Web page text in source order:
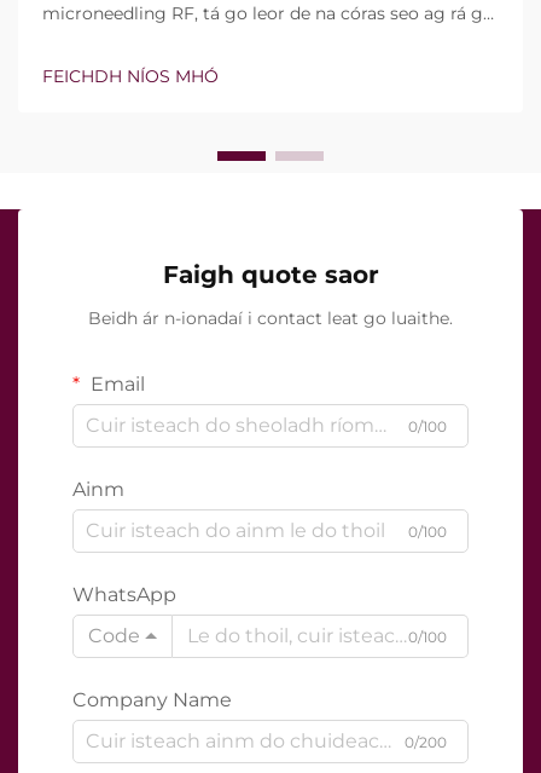
microneedling RF, tá go leor de na córas seo ag rá go
Áfach, níl an cheist fíor i ndáiríre an bhfuil na gnéithe
seo ann nó nach bhfuil, ach conas a oibríonn siad go
FEICHDH NÍOS MHÓ
Faigh quote saor
Beidh ár n-ionadaí i contact leat go luaithe.
Email
0/100
Ainm
0/100
WhatsApp
Code
0/100
Company Name
0/200